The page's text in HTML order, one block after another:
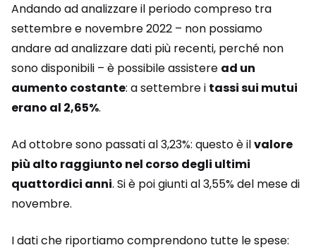
Andando ad analizzare il periodo compreso tra
settembre e novembre 2022 – non possiamo
andare ad analizzare dati più recenti, perché non
sono disponibili – è possibile assistere ad un
aumento costante: a settembre i tassi sui mutui
erano al 2,65%.
Ad ottobre sono passati al 3,23%: questo è ilvalore
più alto raggiunto nel corso degli ultimi
quattordici anni. Si è poi giunti al 3,55% del mese di
novembre.
I dati che riportiamo comprendono tutte le spese: